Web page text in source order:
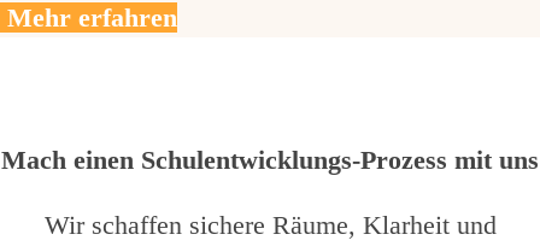
Mehr erfahren
Mach einen Schulentwicklungs-Prozess mit uns
Wir schaffen sichere Räume, Klarheit und